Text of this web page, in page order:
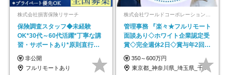
株式会社損害保険リサーチ
保険調査スタッフ◆未経験
OK*30代～60代活躍*丁寧な講
習・サポートあり*原則直行直
帰／全国募集・業務委託
非公開
フルリモートあり
株式会社ワールドコーポレーション 採用事業部【上場グループ】
管理事務 『楽々★フルリモート
面談あり◇ホワイト企業認定受
賞◇完全週休2日◇賞与年2回
/p13
350～600万円
東京都_神奈川県_埼玉県_千葉県_大阪府…